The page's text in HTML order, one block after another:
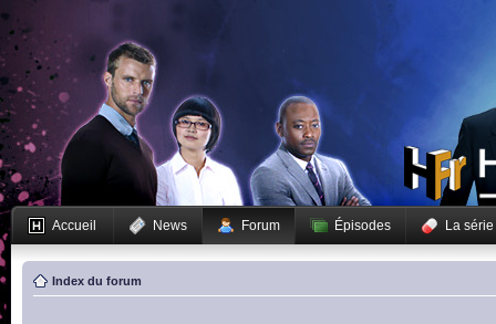
Accueil News Forum Épisodes La série
Index du forum